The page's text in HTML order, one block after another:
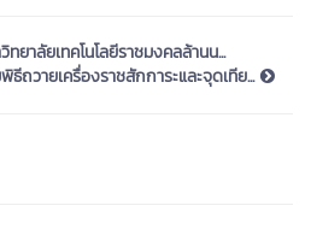
ยาลัยเทคโนโลยีราชมงคลล้านน...
ธีถวายเครื่องราชสักการะและจุดเทีย...